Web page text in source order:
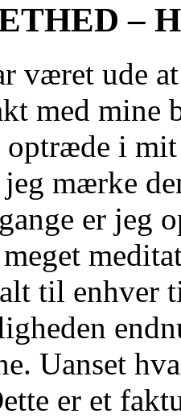
–
været ude
med mine
optræde i
mærke
er jeg
til enhver
Uanset
er et